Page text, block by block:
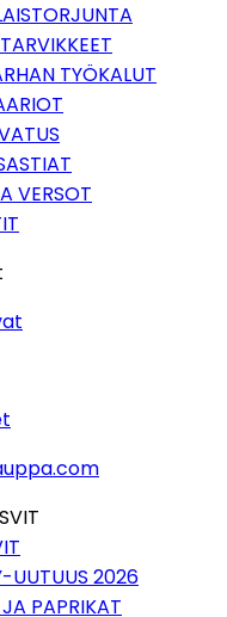
TYÖKALUT
VERSOT
UUTUUS 2026
PAPRIKAT